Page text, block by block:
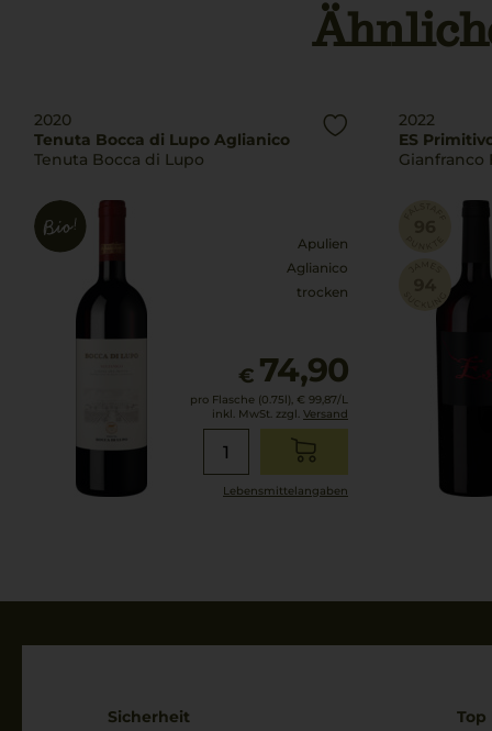
2020
Tenuta Bocca di Lupo Aglianico
Tenuta Bocca di Lupo
Apulien
Aglianico
trocken
€ 74,90
pro Flasche (0.75l), € 99,87/L
inkl. MwSt. zzgl. Versand
Lebensmittel­angaben
2022
ES
Gianfranco
Sicherheit Top